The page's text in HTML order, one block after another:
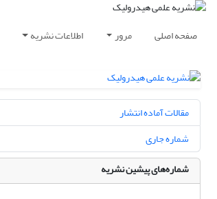
صفحه اصلی مرور اطلاعات نشریه
مقالات آماده انتشار
شماره جاری
شماره‌های پیشین نشریه